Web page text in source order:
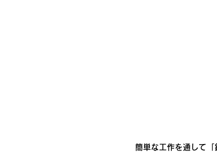
簡単な工作を通して